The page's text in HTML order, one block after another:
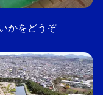
かをどうぞ